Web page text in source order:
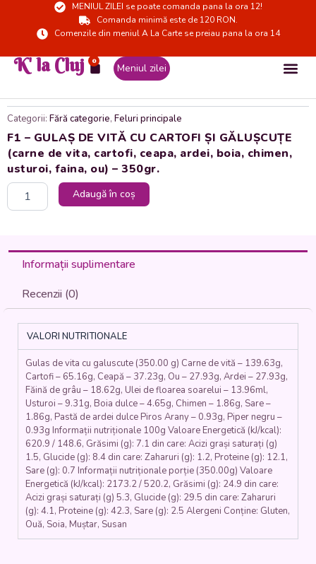
MENIUL ZILEI se poate comanda pana la ora 12!
Comanda minimă este de 120 RON.
Comenzile din meniul A La Carte se preiau pana la ora 14
K' la Cluj 0
Cart Meniul zilei
Categorii: Fără categorie, Feluri principale
F1 – GULAȘ DE VITĂ CU CARTOFI ȘI GĂLUȘCUȚE
(carne de vita, cartofi, ceapa, ardei, boia, chimen,
usturoi, faina, ou) – 350gr.
Cantitate
VITĂ
CARTOFI
(carne
cartofi,
ceapa,
ardei,
boia,
chimen,
usturoi,
faina,
350gr.
Adaugă în coș
Informații suplimentare
Recenzii (0)
VALORI NUTRITIONALE
Gulas de vita cu galuscute (350.00 g) Carne de vită – 139.63g,
Cartofi – 65.16g, Ceapă – 37.23g, Ou – 27.93g, Ardei – 27.93g,
Făină de grâu – 18.62g, Ulei de floarea soarelui – 13.96ml,
Usturoi – 9.31g, Boia dulce – 4.65g, Chimen – 1.86g, Sare –
1.86g, Pastă de ardei dulce Piros Arany – 0.93g, Piper negru –
0.93g Informații nutriționale 100g Valoare Energetică (kJ/kcal):
620.9 / 148.6, Grăsimi (g): 7.1 din care: Acizi grași saturați (g)
1.5, Glucide (g): 8.4 din care: Zaharuri (g): 1.2, Proteine (g): 12.1,
Sare (g): 0.7 Informații nutriționale porție (350.00g) Valoare
Energetică (kJ/kcal): 2173.2 / 520.2, Grăsimi (g): 24.9 din care:
Acizi grași saturați (g) 5.3, Glucide (g): 29.5 din care: Zaharuri
(g): 4.1, Proteine (g): 42.3, Sare (g): 2.5 Alergeni Conține: Gluten,
Ouă, Soia, Muștar, Susan